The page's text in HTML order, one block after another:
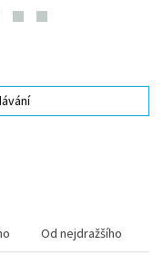
Od nejdražšího